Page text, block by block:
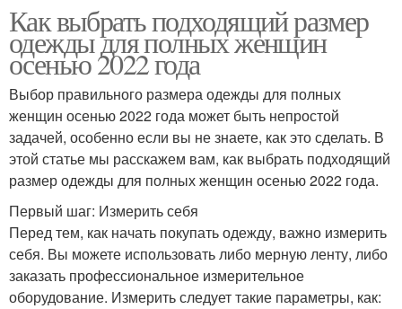
Как выбрать подходящий размер
одежды для полных женщин
осенью 2022 года
Выбор правильного размера одежды для полных
женщин осенью 2022 года может быть непростой
задачей, особенно если вы не знаете, как это сделать. В
этой статье мы расскажем вам, как выбрать подходящий
размер одежды для полных женщин осенью 2022 года.
Первый шаг: Измерить себя
Перед тем, как начать покупать одежду, важно измерить
себя. Вы можете использовать либо мерную ленту, либо
заказать профессиональное измерительное
оборудование. Измерить следует такие параметры, как: